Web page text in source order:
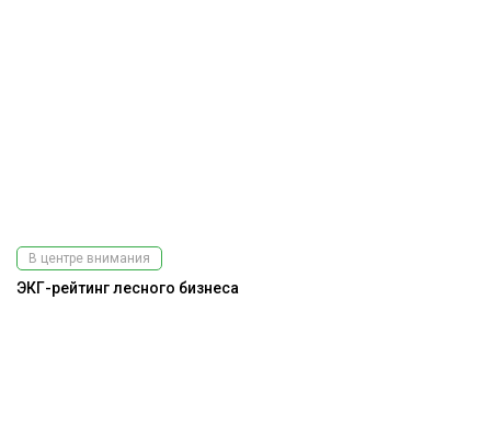
В центре внимания
ЭКГ-рейтинг лесного бизнеса